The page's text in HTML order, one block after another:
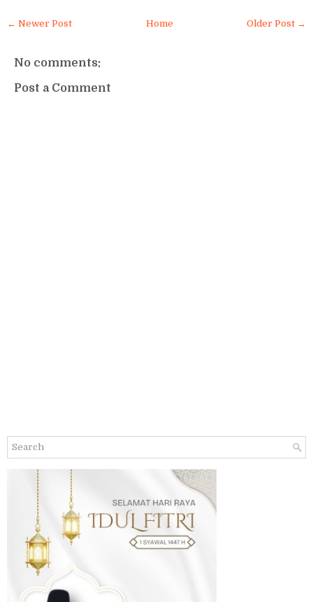
← Newer Post Older Post →
Home
No comments:
Post a Comment